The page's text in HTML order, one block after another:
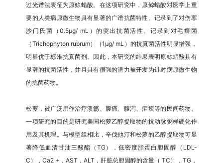
过光谱法表征为原鲸蜡酸。在这项研究中，原鲸蜡酸对医学上重
要的人类病原微生物具有显著的广谱抗菌特性。记录到了对伤寒
沙门氏菌（0.5μg/ mL）的突出抗菌活性。记录到对毛癣菌
（Trichophyton rubrum）（1μg/ mL）的抗真菌活性明显增强，
明显优于标准抗真菌剂。因此，本研究的结果表明原鲸蜡酸具有
显著的抗菌活性，并且具有很强的潜力被开发为针对病原微生物
的抗菌药物。
松萝，被广泛用作治疗溃疡、腹痛、腹泻、疟疾等的民间药物。
一项研究的目的是研究美国松萝乙醇提取物的抗动脉粥样硬化作
用及其机理。与模型组相比，辛伐他汀和松萝的乙醇提取物可显
著降低血清甘油三酸酯（TG），低密度脂蛋白胆固醇（LDL-
C），Ca2 +，AST，ALT，肝脏总胆固醇的含量（ TC），TG，